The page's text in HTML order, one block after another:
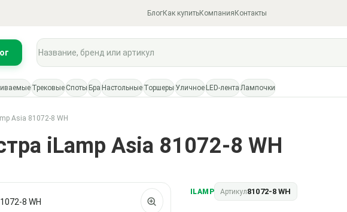
БлогКак купитьКомпания Контакты
Поиск по каталогу
Трековые Споты Бра Настольные Торшеры Уличное LED-лента Лампочки
Asia 81072-8 WH
iLamp Asia 81072-8 WH
ILAMP Артикул81072-8 WH